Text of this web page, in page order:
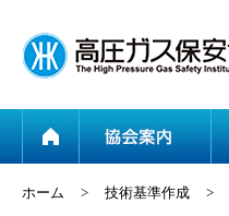
ホーム > 技術基準作成 >